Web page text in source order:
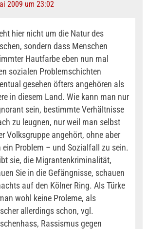
2009 um 23:02
hier nicht um die Natur des
sondern dass Menschen
Hautfarbe eben nun mal
sozialen Problemschichten
gesehen öfters angehören als
in diesem Land. Wie kann man nur
sein, bestimmte Verhältnisse
zu leugnen, nur weil man selbst
Volksgruppe angehört, ohne aber
ein Problem – und Sozialfall zu sein.
sie, die Migrantenkriminalität,
Sie in die Gefängnisse, schauen
auf den Kölner Ring. Als Türke
wohl keine Proleme, als
allerdings schon, vgl.
Rassismus gegen